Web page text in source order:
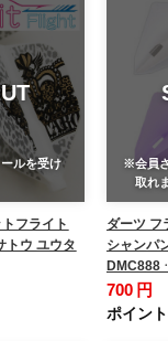
ルを受け
フライト
トウ ユウタ
※会員
取れ
ダーツ フ
シャンパ
DMC888
700 円
ポイン